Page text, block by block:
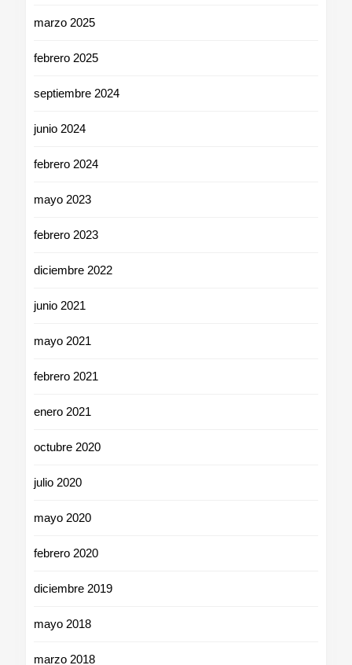
marzo 2025
febrero 2025
septiembre 2024
junio 2024
febrero 2024
mayo 2023
febrero 2023
diciembre 2022
junio 2021
mayo 2021
febrero 2021
enero 2021
octubre 2020
julio 2020
mayo 2020
febrero 2020
diciembre 2019
mayo 2018
marzo 2018